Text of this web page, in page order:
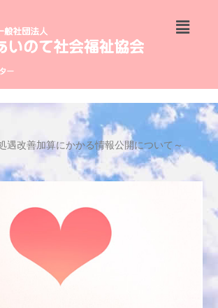
遇改善加算にかかる情報公開について～